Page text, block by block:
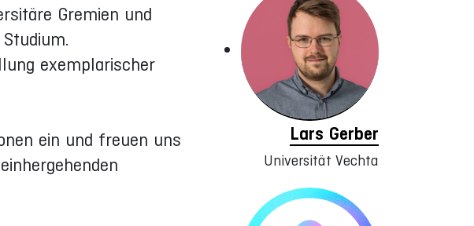
Gremien und
exemplarischer
ein und freuen uns
Lars Gerber
Universität Vechta